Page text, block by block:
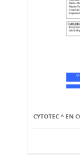
CYTOTEC ^ EN